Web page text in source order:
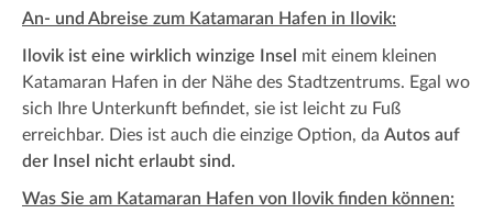
An- und Abreise zum Katamaran Hafen in Ilovik:
Ilovik ist eine wirklich winzige Insel
mit einem kleinen
Katamaran Hafen in der Nähe des Stadtzentrums. Egal wo
sich Ihre Unterkunft befindet, sie ist leicht zu Fuß
erreichbar. Dies ist auch die einzige Option, da Autos auf
der Insel nicht erlaubt sind.
Was Sie am Katamaran Hafen von Ilovik finden können: